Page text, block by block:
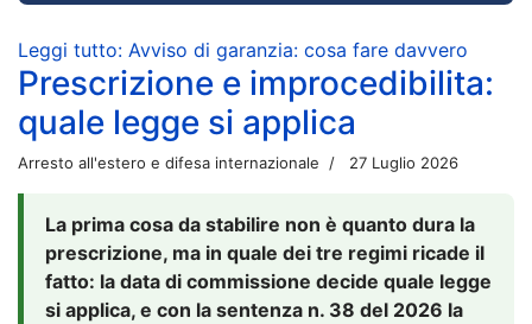
Leggi tutto: Avviso di garanzia: cosa fare davvero
Prescrizione e improcedibilita:
quale legge si applica
Arresto all'estero e difesa internazionale 27 Luglio 2026
La prima cosa da stabilire non è quanto dura la
prescrizione, ma in quale dei tre regimi ricade il
fatto: la data di commissione decide quale legge
si applica, e con la sentenza n. 38 del 2026 la